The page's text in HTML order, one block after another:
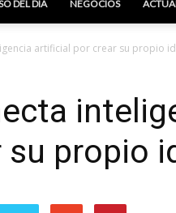
DEL DÍA NEGOCIOS
artificial por crear su propio
propio